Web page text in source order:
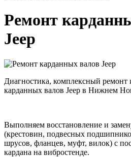
Ремонт
Jeep
Диагностика, комплексный ремонт
карданных валов Jeep в Нижнем
Выполняем восстановление и
(крестовин, подвесных
шрусов, фланцев, муфт, вилок) с
кардана на вибростенде.